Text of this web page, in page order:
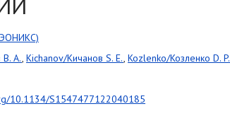
A., Kichanov/Кичанов S. E., Kozlenko/Козленко D. P.
10.1134/S1547477122040185